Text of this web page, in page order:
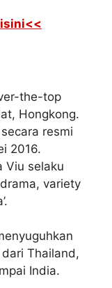
the-top
Hongkong.
resmi
2016.
Viu selaku
variety
Thailand,
India.